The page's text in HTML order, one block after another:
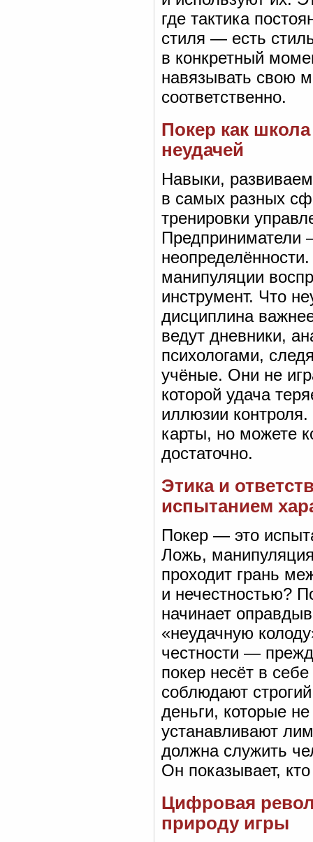
где тактика
стиля — есть
в конкретный
навязывать свою
соответственно.
Покер как
неудачей
Навыки,
в самых разных
тренировки
Предприниматели
манипуляции
инструмент. Что
дисциплина
ведут дневники,
психологами,
учёные. Они не
которой удача
иллюзии
карты, но можете
достаточно.
Этика и
испытанием
Покер — это
Ложь,
проходит грань
и нечестностью?
начинает
«неудачную
честности —
покер несёт в
соблюдают
деньги, которые
устанавливают
должна служить
Он показывает,
Цифровая
природу игры